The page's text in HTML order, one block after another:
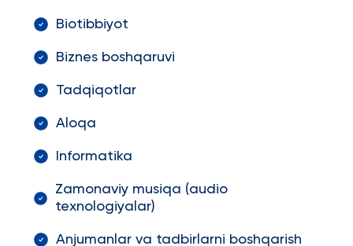
Biotibbiyot
Biznes boshqaruvi
Tadqiqotlar
Aloqa
Informatika
Zamonaviy musiqa (audio
texnologiyalar)
Anjumanlar va tadbirlarni boshqarish